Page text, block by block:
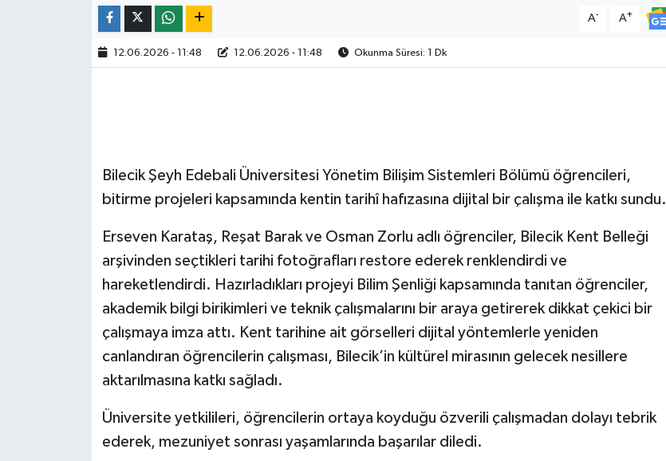
A- A+
12.06.2026 - 11:48 12.06.2026 - 11:48 Okunma Süresi: 1 Dk
Bilecik Şeyh Edebali Üniversitesi Yönetim Bilişim Sistemleri Bölümü öğrencileri,
bitirme projeleri kapsamında kentin tarihî hafızasına dijital bir çalışma ile katkı sundu.
Erseven Karataş, Reşat Barak ve Osman Zorlu adlı öğrenciler, Bilecik Kent Belleği
arşivinden seçtikleri tarihi fotoğrafları restore ederek renklendirdi ve
hareketlendirdi. Hazırladıkları projeyi Bilim Şenliği kapsamında tanıtan öğrenciler,
akademik bilgi birikimleri ve teknik çalışmalarını bir araya getirerek dikkat çekici bir
çalışmaya imza attı. Kent tarihine ait görselleri dijital yöntemlerle yeniden
canlandıran öğrencilerin çalışması, Bilecik’in kültürel mirasının gelecek nesillere
aktarılmasına katkı sağladı.
Üniversite yetkilileri, öğrencilerin ortaya koyduğu özverili çalışmadan dolayı tebrik
ederek, mezuniyet sonrası yaşamlarında başarılar diledi.